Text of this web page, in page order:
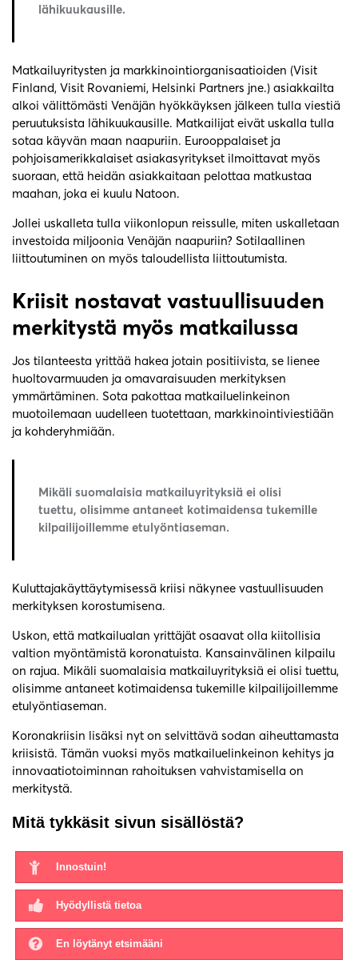
lähikuukausille.
Matkailuyritysten ja markkinointiorganisaatioiden (Visit
Finland, Visit Rovaniemi, Helsinki Partners jne.) asiakkailta
alkoi välittömästi Venäjän hyökkäyksen jälkeen tulla viestiä
peruutuksista lähikuukausille. Matkailijat eivät uskalla tulla
sotaa käyvän maan naapuriin. Eurooppalaiset ja
pohjoisamerikkalaiset asiakasyritykset ilmoittavat myös
suoraan, että heidän asiakkaitaan pelottaa matkustaa
maahan, joka ei kuulu Natoon.
Jollei uskalleta tulla viikonlopun reissulle, miten uskalletaan
investoida miljoonia Venäjän naapuriin? Sotilaallinen
liittoutuminen on myös taloudellista liittoutumista.
Kriisit nostavat vastuullisuuden
merkitystä myös matkailussa
Jos tilanteesta yrittää hakea jotain positiivista, se lienee
huoltovarmuuden ja omavaraisuuden merkityksen
ymmärtäminen. Sota pakottaa matkailuelinkeinon
muotoilemaan uudelleen tuotettaan, markkinointiviestiään
ja kohderyhmiään.
Mikäli suomalaisia matkailuyrityksiä ei olisi
tuettu, olisimme antaneet kotimaidensa tukemille
kilpailijoillemme etulyöntiaseman.
Kuluttajakäyttäytymisessä kriisi näkynee vastuullisuuden
merkityksen korostumisena.
Uskon, että matkailualan yrittäjät osaavat olla kiitollisia
valtion myöntämistä koronatuista. Kansainvälinen kilpailu
on rajua. Mikäli suomalaisia matkailuyrityksiä ei olisi tuettu,
olisimme antaneet kotimaidensa tukemille kilpailijoillemme
etulyöntiaseman.
Koronakriisin lisäksi nyt on selvittävä sodan aiheuttamasta
kriisistä. Tämän vuoksi myös matkailuelinkeinon kehitys ja
innovaatiotoiminnan rahoituksen vahvistamisella on
merkitystä.
Mitä tykkäsit sivun sisällöstä?
Innostuin!
Hyödyllistä tietoa
En löytänyt etsimääni